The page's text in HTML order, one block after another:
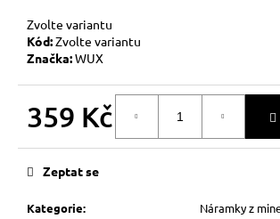
Zvolte variantu
Kód:Zvolte variantu
Značka:WUX
359 Kč
Kategorie:
Náramky z
Zeptat se